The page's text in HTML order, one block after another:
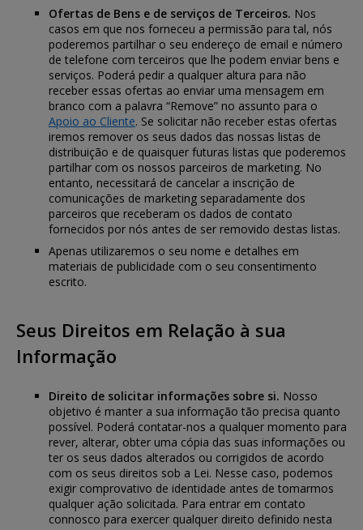
Ofertas de Bens e de serviços de Terceiros. Nos
casos em que nos forneceu a permissão para tal, nós
poderemos partilhar o seu endereço de email e número
de telefone com terceiros que lhe podem enviar bens e
serviços. Poderá pedir a qualquer altura para não
receber essas ofertas ao enviar uma mensagem em
branco com a palavra “Remove” no assunto para o
Apoio ao Cliente. Se solicitar não receber estas ofertas
iremos remover os seus dados das nossas listas de
distribuição e de quaisquer futuras listas que poderemos
partilhar com os nossos parceiros de marketing. No
entanto, necessitará de cancelar a inscrição de
comunicações de marketing separadamente dos
parceiros que receberam os dados de contato
fornecidos por nós antes de ser removido destas listas.
Apenas utilizaremos o seu nome e detalhes em
materiais de publicidade com o seu consentimento
escrito.
Seus Direitos em Relação à sua
Informação
Direito de solicitar informações sobre si. Nosso
objetivo é manter a sua informação tão precisa quanto
possível. Poderá contatar-nos a qualquer momento para
rever, alterar, obter uma cópia das suas informações ou
ter os seus dados alterados ou corrigidos de acordo
com os seus direitos sob a Lei. Nesse caso, podemos
exigir comprovativo de identidade antes de tomarmos
qualquer ação solicitada. Para entrar em contato
connosco para exercer qualquer direito definido nesta